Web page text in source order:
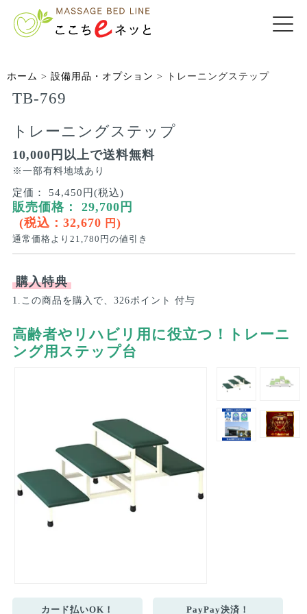
ホーム > 設備用品・オプション > トレーニングステップ
TB-769
トレーニングステップ
10,000円以上で送料無料
※一部有料地域あり
定価：
54,450円(税込)
販売価格： 29,700 円
(税込： 32,670 円 )
通常価格より 21,780 円の値引き
購入特典
1.この商品を購入で、326ポイント 付与
高齢者やリハビリ用に役立つ！トレーニ
ング用ステップ台
カード払いOK！ PayPay決済！